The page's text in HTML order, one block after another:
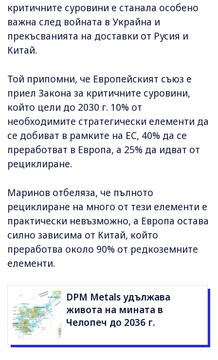
критичните суровини е станала особено
важна след войната в Украйна и
прекъсванията на доставки от Русия и
Китай.
Той припомни, че Европейският съюз е
приел Закона за критичните суровини,
който цели до 2030 г. 10% от
необходимите стратегически елементи да
се добиват в рамките на ЕС, 40% да се
преработват в Европа, а 25% да идват от
рециклиране.
Маринов отбеляза, че пълното
рециклиране на много от тези елементи е
практически невъзможно, а Европа остава
силно зависима от Китай, който
преработва около 90% от редкоземните
елементи.
DPM Metals удължава
живота на мината в
Челопеч до 2036 г.